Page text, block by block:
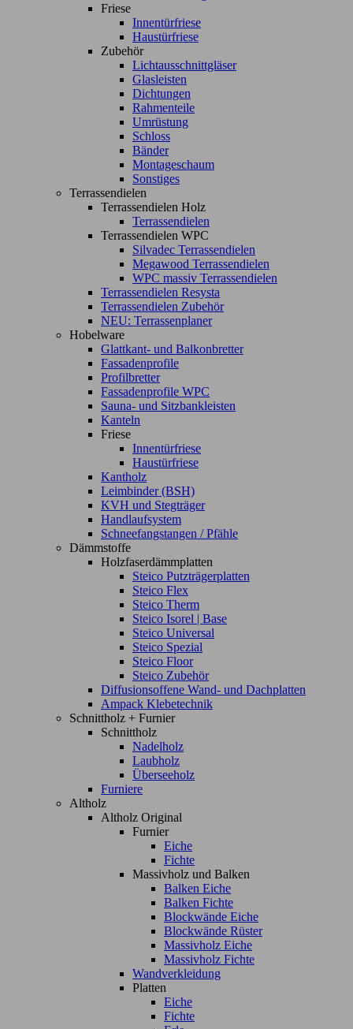
Friese
Innentürfriese
Haustürfriese
Zubehör
Lichtausschnittgläser
Glasleisten
Dichtungen
Rahmenteile
Umrüstung
Schloss
Bänder
Montageschaum
Sonstiges
Terrassendielen
Terrassendielen Holz
Terrassendielen
Terrassendielen WPC
Silvadec Terrassendielen
Megawood Terrassendielen
WPC massiv Terrassendielen
Terrassendielen Resysta
Terrassendielen Zubehör
NEU: Terrassenplaner
Hobelware
Glattkant- und Balkonbretter
Fassadenprofile
Profilbretter
Fassadenprofile WPC
Sauna- und Sitzbankleisten
Kanteln
Friese
Innentürfriese
Haustürfriese
Kantholz
Leimbinder (BSH)
KVH und Stegträger
Handlaufsystem
Schneefangstangen / Pfähle
Dämmstoffe
Holzfaserdämmplatten
Steico Putzträgerplatten
Steico Flex
Steico Therm
Steico Isorel | Base
Steico Universal
Steico Spezial
Steico Floor
Steico Zubehör
Diffusionsoffene Wand- und Dachplatten
Ampack Klebetechnik
Schnittholz + Furnier
Schnittholz
Nadelholz
Laubholz
Überseeholz
Furniere
Altholz
Altholz Original
Furnier
Eiche
Fichte
Massivholz und Balken
Balken Eiche
Balken Fichte
Blockwände Eiche
Blockwände Rüster
Massivholz Eiche
Massivholz Fichte
Wandverkleidung
Platten
Eiche
Fichte